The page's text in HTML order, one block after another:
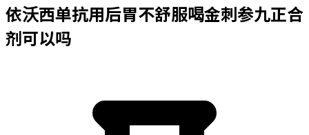
依沃西单抗用后胃不舒服喝金刺参九正合
剂可以吗